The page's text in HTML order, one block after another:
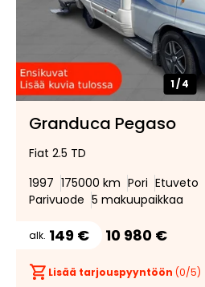
1/4
Granduca Pegaso
Fiat 2.5 TD
1997 175000 km Pori Etuveto
Parivuode 5 makuupaikkaa
alk. 149 € 10 980 €
Lisää tarjouspyyntöön (0/5)